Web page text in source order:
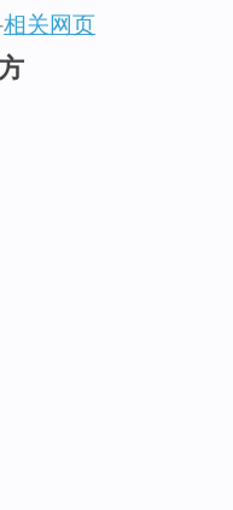
相关网页